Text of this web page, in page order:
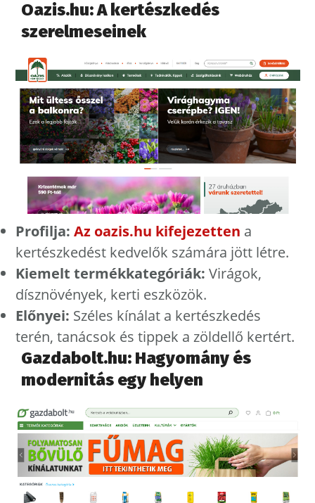
Oazis.hu: A kertészkedés
szerelmeseinek
Profilja: Az oazis.hu kifejezetten a
kertészkedést kedvelők számára jött létre.
Kiemelt termékkategóriák: Virágok,
dísznövények, kerti eszközök.
Előnyei: Széles kínálat a kertészkedés
terén, tanácsok és tippek a zöldellő kertért.
Gazdabolt.hu: Hagyomány és
modernitás egy helyen